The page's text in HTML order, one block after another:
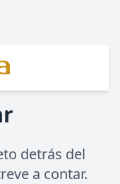
detrás del
a contar.